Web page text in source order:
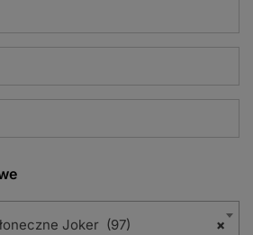
×
Joker (97)